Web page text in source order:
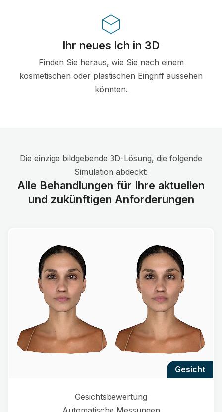
Ihr neues Ich in 3D
Finden Sie heraus, wie Sie nach einem
kosmetischen oder plastischen Eingriff aussehen
könnten.
Die einzige bildgebende 3D-Lösung, die folgende
Simulation abdeckt:
Alle Behandlungen für Ihre aktuellen
und zukünftigen Anforderungen
gesicht
Gesichtsbewertung
Automatische Messungen